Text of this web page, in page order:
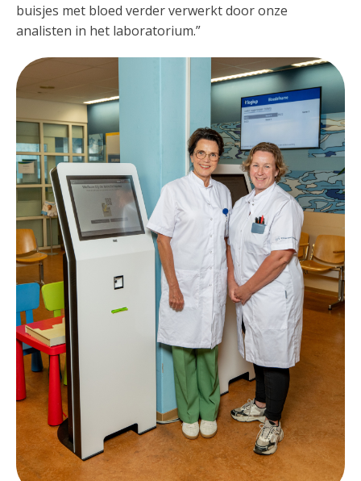
buisjes met bloed verder verwerkt door onze
analisten in het laboratorium.”